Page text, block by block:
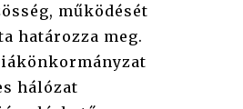
működését
határozza meg.
hálózat